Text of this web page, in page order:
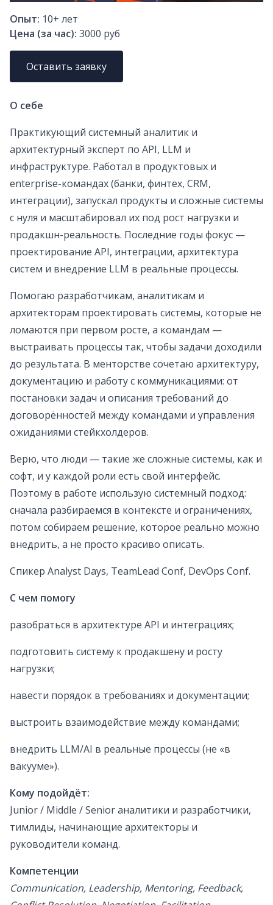
Опыт: 10+ лет
Цена (за час): 3000 руб
Оставить заявку
О себе
Практикующий системный аналитик и
архитектурный эксперт по API, LLM и
инфраструктуре. Работал в продуктовых и
enterprise-командах (банки, финтех, CRM,
интеграции), запускал продукты и сложные системы
с нуля и масштабировал их под рост нагрузки и
продакшн-реальность. Последние годы фокус —
проектирование API, интеграции, архитектура
систем и внедрение LLM в реальные процессы.
Помогаю разработчикам, аналитикам и
архитекторам проектировать системы, которые не
ломаются при первом росте, а командам —
выстраивать процессы так, чтобы задачи доходили
до результата. В менторстве сочетаю архитектуру,
документацию и работу с коммуникациями: от
постановки задач и описания требований до
договорённостей между командами и управления
ожиданиями стейкхолдеров.
Верю, что люди — такие же сложные системы, как и
софт, и у каждой роли есть свой интерфейс.
Поэтому в работе использую системный подход:
сначала разбираемся в контексте и ограничениях,
потом собираем решение, которое реально можно
внедрить, а не просто красиво описать.
Спикер Analyst Days, TeamLead Conf, DevOps Conf.
С чем помогу
разобраться в архитектуре API и интеграциях;
подготовить систему к продакшену и росту
нагрузки;
навести порядок в требованиях и документации;
выстроить взаимодействие между командами;
внедрить LLM/AI в реальные процессы (не «в
вакууме»).
Кому подойдёт:
Junior / Middle / Senior аналитики и разработчики,
тимлиды, начинающие архитекторы и
руководители команд.
Компетенции
Communication, Leadership, Mentoring, Feedback,